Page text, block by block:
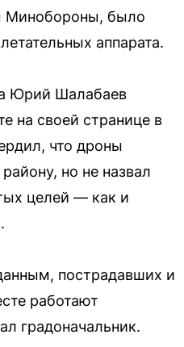
Минобороны, было
аппарата.
Юрий Шалабаев
на своей странице в
что дроны
но не назвал
целей — как и
пострадавших и
работают
градоначальник.